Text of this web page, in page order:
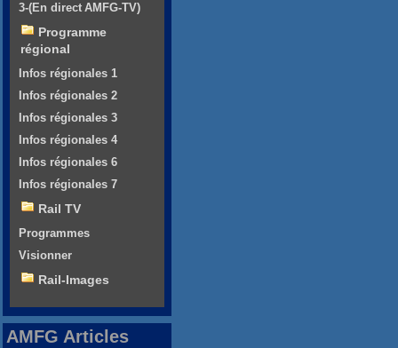
3-(En direct AMFG-TV)
Programme
régional
Infos régionales 1
Infos régionales 2
Infos régionales 3
Infos régionales 4
Infos régionales 6
Infos régionales 7
Rail TV
Programmes
Visionner
Rail-Images
AMFG Articles